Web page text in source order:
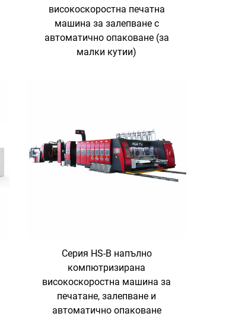
високоскоростна печатна
машина за залепване с
автоматично опаковане (за
малки кутии)
Серия HS-B напълно
компютризирана
високоскоростна машина за
печатане, залепване и
автоматично опаковане